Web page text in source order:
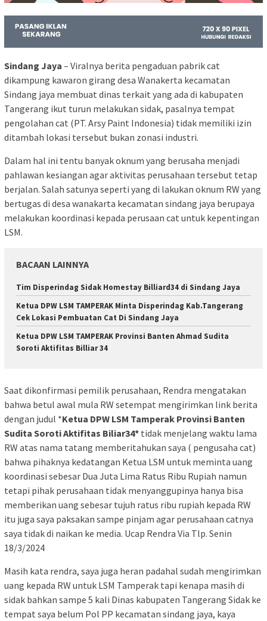
Sindang Jaya – Viralnya berita pengaduan pabrik cat
dikampung kawaron girang desa Wanakerta kecamatan
Sindang jaya membuat dinas terkait yang ada di kabupaten
Tangerang ikut turun melakukan sidak, pasalnya tempat
pengolahan cat (PT. Arsy Paint Indonesia) tidak memiliki izin
ditambah lokasi tersebut bukan zonasi industri.
Dalam hal ini tentu banyak oknum yang berusaha menjadi
pahlawan kesiangan agar aktivitas perusahaan tersebut tetap
berjalan. Salah satunya seperti yang di lakukan oknum RW yang
bertugas di desa wanakarta kecamatan sindang jaya berupaya
melakukan koordinasi kepada perusaan cat untuk kepentingan
LSM.
BACAAN LAINNYA
Tim Disperindag Sidak Homestay Billiard34 di Sindang Jaya
Ketua DPW LSM TAMPERAK Minta Disperindag Kab.Tangerang
Cek Lokasi Pembuatan Cat Di Sindang Jaya
Ketua DPW LSM TAMPERAK Provinsi Banten Ahmad Sudita
Soroti Aktifitas Billiar 34
Saat dikonfirmasi pemilik perusahaan, Rendra mengatakan
bahwa betul awal mula RW setempat mengirimkan link berita
dengan judul *Ketua DPW LSM Tamperak Provinsi Banten
Sudita Soroti Aktifitas Biliar34* tidak menjelang waktu lama
RW atas nama tatang memberitahukan saya ( pengusaha cat)
bahwa pihaknya kedatangan Ketua LSM untuk meminta uang
koordinasi sebesar Dua Juta Lima Ratus Ribu Rupiah namun
tetapi pihak perusahaan tidak menyanggupinya hanya bisa
memberikan uang sebesar tujuh ratus ribu rupiah kepada RW
itu juga saya paksakan sampe pinjam agar perusahaan catnya
saya tidak di naikan ke media. Ucap Rendra Via Tlp. Senin
18/3/2024
Masih kata rendra, saya juga heran padahal sudah mengirimkan
uang kepada RW untuk LSM Tamperak tapi kenapa masih di
sidak bahkan sampe 5 kali Dinas kabupaten Tangerang Sidak ke
tempat saya belum Pol PP kecamatan sindang jaya, kaya